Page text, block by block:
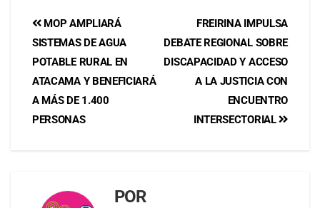
FREIRINA IMPULSA
DEBATE REGIONAL SOBRE
DISCAPACIDAD Y ACCESO
A LA JUSTICIA CON
ENCUENTRO
INTERSECTORIAL
MOP AMPLIARÁ
SISTEMAS DE AGUA
POTABLE RURAL EN
ATACAMA Y BENEFICIARÁ
A MÁS DE 1.400
PERSONAS
POR